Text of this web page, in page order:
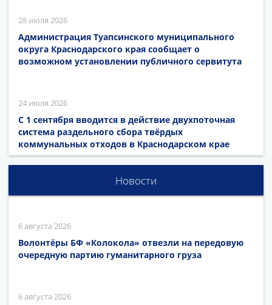
28 июля 2026
Администрация Туапсинского муниципального
округа Краснодарского края сообщает о
возможном установлении публичного сервитута
24 июля 2026
С 1 сентября вводится в действие двухпоточная
система раздельного сбора твёрдых
коммунальных отходов в Краснодарском крае
Новости
6 августа 2026
Волонтёры БФ «Колокола» отвезли на передовую
очередную партию гуманитарного груза
6 августа 2026